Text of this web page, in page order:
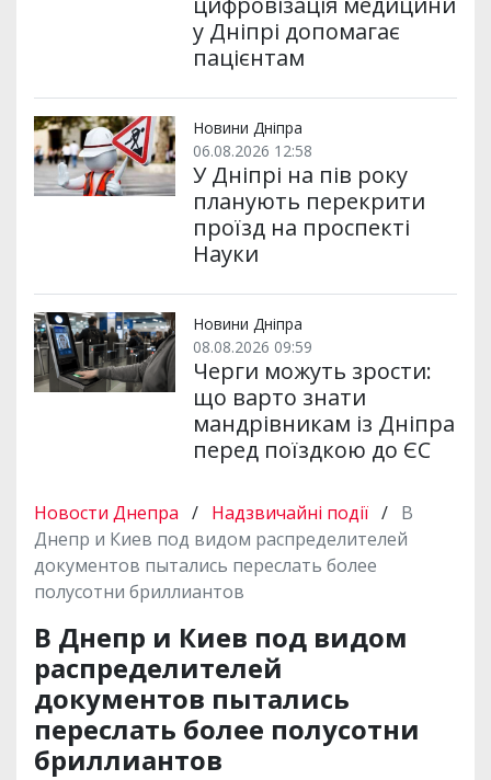
у Дніпрі допомагає
пацієнтам
Новини Дніпра
06.08.2026 12:58
У Дніпрі на пів року
планують перекрити
проїзд на проспекті
Науки
Новини Дніпра
08.08.2026 09:59
Черги можуть зрости:
що варто знати
мандрівникам із Дніпра
перед поїздкою до ЄС
Новости Днепра / Надзвичайні події / В
Днепр и Киев под видом распределителей
документов пытались переслать более
полусотни бриллиантов
В Днепр и Киев под видом
распределителей
документов пытались
переслать более полусотни
бриллиантов